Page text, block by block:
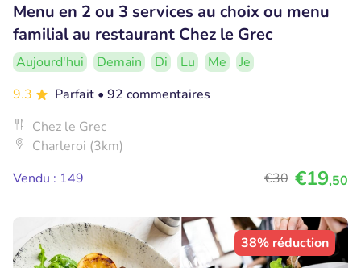
Menu en 2 ou 3 services au choix ou menu
familial au restaurant Chez le Grec
Aujourd'hui Demain Di Lu Me
Je
9.3
Parfait • 92 commentaires
Chez le Grec
Charleroi (3km)
Vendu : 149
€30 €19,50
38% réduction